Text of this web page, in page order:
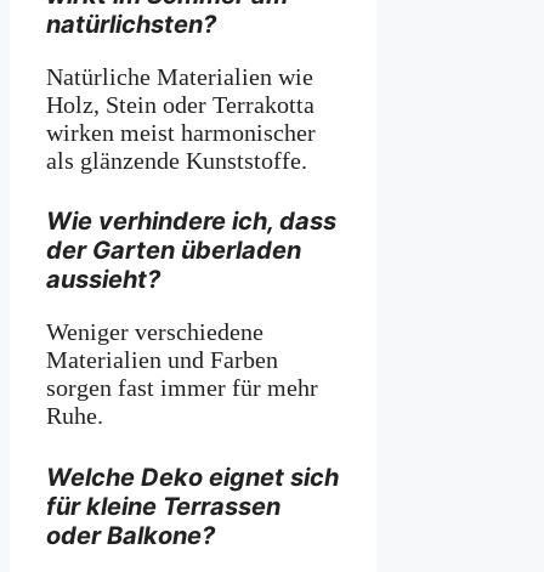
natürlichsten?
Natürliche Materialien wie
Holz, Stein oder Terrakotta
wirken meist harmonischer
als glänzende Kunststoffe.
Wie verhindere ich, dass
der Garten überladen
aussieht?
Weniger verschiedene
Materialien und Farben
sorgen fast immer für mehr
Ruhe.
Welche Deko eignet sich
für kleine Terrassen
oder Balkone?